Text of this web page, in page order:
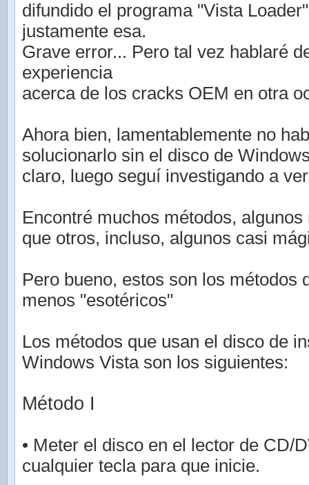
difundido el programa "Vista
justamente esa.
Grave error... Pero tal vez hablaré
experiencia
acerca de los cracks OEM en otra
Ahora bien, lamentablemente no
solucionarlo sin el disco de
claro, luego seguí investigando a
Encontré muchos métodos,
que otros, incluso, algunos casi
Pero bueno, estos son los métodos
menos "esotéricos"
Los métodos que usan el disco de
Windows Vista son los siguientes:
Método I
• Meter el disco en el lector de CD/
cualquier tecla para que inicie.